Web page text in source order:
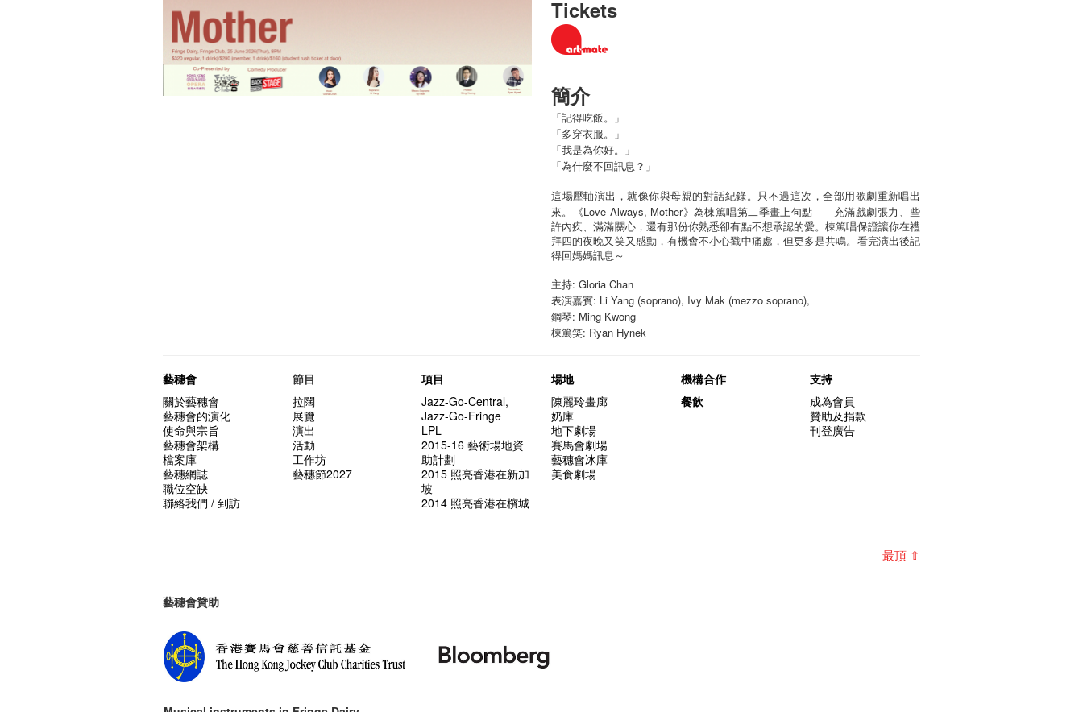
Tickets
簡介
「記得吃飯。」
「多穿衣服。」
「我是為你好。」
「為什麼不回訊息？」
這場壓軸演出，就像你與母親的對話紀錄。只不過這次，全部用歌劇重新唱出
來。《Love Always, Mother》為棟篤唱第二季畫上句點——充滿戲劇張力、些
許內疚、滿滿關心，還有那份你熟悉卻有點不想承認的愛。棟篤唱保證讓你在禮
拜四的夜晚又笑又感動，有機會不小心戳中痛處，但更多是共鳴。看完演出後記
得回媽媽訊息～
主持: Gloria Chan
表演嘉賓: Li Yang (soprano), Ivy Mak (mezzo soprano),
鋼琴: Ming Kwong
棟篤笑: Ryan Hynek
藝穗會
關於藝穗會
藝穗會的演化
使命與宗旨
藝穗會架構
檔案庫
藝穗網誌
職位空缺
聯絡我們 / 到訪
節目
拉闊
展覽
演出
活動
工作坊
藝穗節2027
項目
Jazz-Go-Central,
Jazz-Go-Fringe
LPL
2015-16 藝術場地資
助計劃
2015 照亮香港在新加
坡
2014 照亮香港在檳城
場地
陳麗玲畫廊
奶庫
地下劇場
賽馬會劇場
藝穗會冰庫
美食劇場
機構合作
餐飲
支持
成為會員
贊助及捐款
刊登廣告
最頂 ⇧
藝穗會贊助